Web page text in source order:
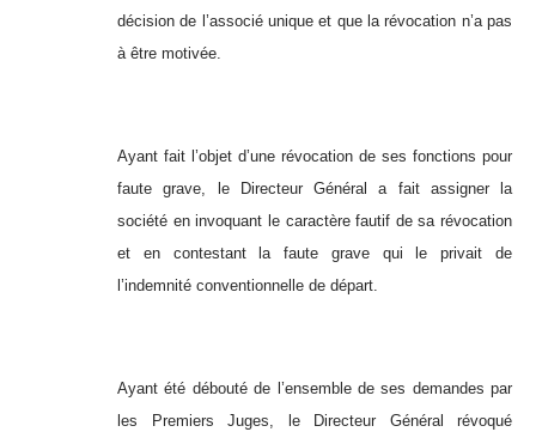
décision de l’associé unique et que la révocation n’a pas
à être motivée.
Ayant fait l’objet d’une révocation de ses fonctions pour
faute grave, le Directeur Général a fait assigner la
société en invoquant le caractère fautif de sa révocation
et en contestant la faute grave qui le privait de
l’indemnité conventionnelle de départ.
Ayant été débouté de l’ensemble de ses demandes par
les Premiers Juges, le Directeur Général révoqué